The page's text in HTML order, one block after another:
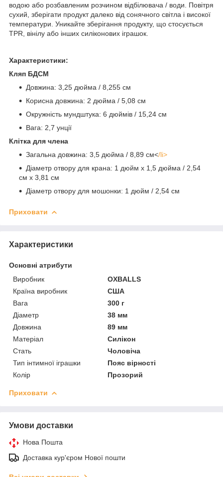
водою або розбавленим розчином відбілювача / води. Повітря
сухий, зберігати продукт далеко від сонячного світла і високої
температури. Уникайте зберігання продукту, що стосується
TPR, вінілу або інших силіконових іграшок.
Характеристики:
Кляп БДСМ
Довжина: 3,25 дюйма / 8,255 см
Корисна довжина: 2 дюйма / 5,08 см
Окружність мундштука: 6 дюймів / 15,24 см
Вага: 2,7 унції
Клітка для члена
Загальна довжина: 3,5 дюйма / 8,89 см</li>
Діаметр отвору для крана: 1 дюйм x 1,5 дюйма / 2,54
см x 3,81 см
Діаметр отвору для мошонки: 1 дюйм / 2,54 см
Приховати
Характеристики
Основні атрибути
Виробник
OXBALLS
Країна виробник
США
Вага
300 г
Діаметр
38 мм
Довжина
89 мм
Матеріал
Силікон
Стать
Чоловіча
Тип інтимної іграшки
Пояс вірності
Колір
Прозорий
Приховати
Умови доставки
Нова Пошта
Доставка кур'єром Нової пошти